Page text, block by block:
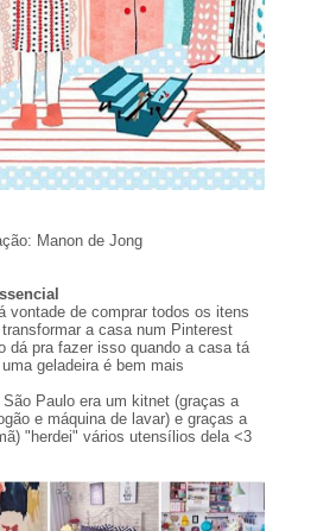
Manon de Jong
vontade de comprar todos os itens
a casa num Pinterest
dá pra fazer isso quando a casa tá
geladeira é bem mais
Paulo era um kitnet (graças a
e máquina de lavar) e graças a
"herdei" vários utensílios dela <3